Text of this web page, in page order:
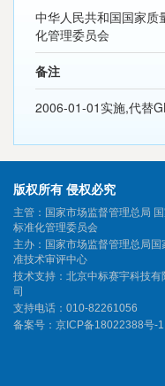
中华人民共和国国家质
化管理委员会
备注
2006-01-01实施,代替
版权所有 侵权必究
主管：国家市场监督管理总局
标准化管理委员会
主办：国家市场监督管理总局国
准技术审评中心
技术支持：北京中标赛宇科技有
司
支持电话：010-82261056
备案号： 京ICP备18022388号-1